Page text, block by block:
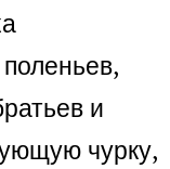
и
чурку,